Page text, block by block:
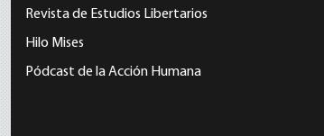
Revista de Estudios Libertarios
Hilo Mises
Pódcast de la Acción Humana